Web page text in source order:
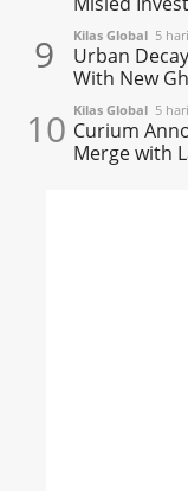
9 Kilas Global 5
Urban
With New
10 Kilas Global 5
Curium
Merge with